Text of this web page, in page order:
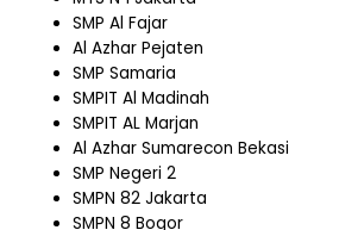
SMP Al Fajar
Al Azhar Pejaten
SMP Samaria
SMPIT Al Madinah
SMPIT AL Marjan
Al Azhar Sumarecon Bekasi
SMP Negeri 2
SMPN 82 Jakarta
SMPN 8 Bogor